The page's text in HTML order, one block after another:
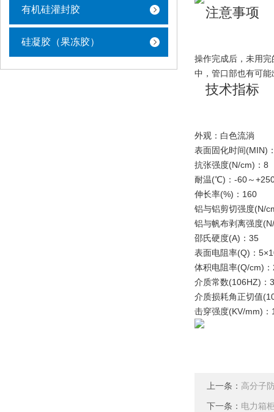
有机硅灌封胶
硅凝胶（果冻胶）
注意事项
操作完成后，未用
中，管口部也有可
技术指标
外观：白色流淌
表面固化时间(MIN)
抗张强度(N/cm)：8
耐温(℃)：-60～
伸长率(%)：160
铝与铝剪切强度(N/
铝与帆布剥离强度
邵氏硬度(A)：35
表面电阻率(Q)：
体积电阻率(Q/cm)
介质常数(106HZ)：
介质损耗角正切值
击穿强度(KV/mm)：
上一条： 高分子
下一条： 电力箱